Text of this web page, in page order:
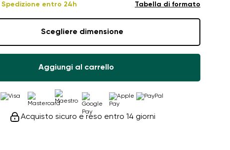
Spedizione entro 24h Tabella di formato
Scegliere dimensione
Aggiungi al carrello
Acquisto sicuro e reso entro 14 giorni